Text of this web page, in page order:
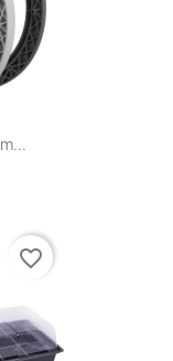
favorite_border